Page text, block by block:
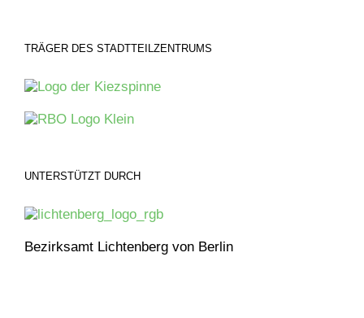
TRÄGER DES STADTTEILZENTRUMS
UNTERSTÜTZT DURCH
Bezirksamt Lichtenberg von Berlin